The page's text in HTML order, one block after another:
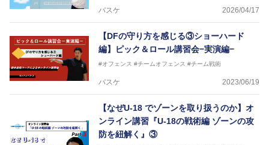
バスケ 2026/04/17
【DFの守り方を感じる③ショーハード
編】ピック＆ロール講習会−実演編−
#オフェンス #チームオフェンス #チーム戦術
バスケ 2023/06/19
【なぜU-18 でゾーンを取り扱うのか】オ
ンライン講習『U-18の戦術編 ゾーンの攻
防を紐解く』③